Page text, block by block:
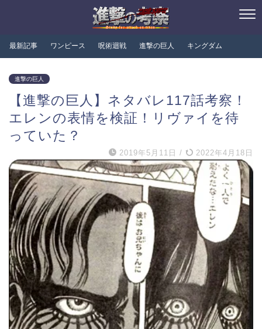
最新記事 ワンピース 呪術迴戦 進撃の巨人 キングダム
進撃の巨人
【進撃の巨人】ネタバレ117話考察！
エレンの表情を検証！リヴァイを待
っていた？
2019年5月11日 / 2022年4月18日